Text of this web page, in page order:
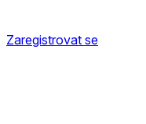
Zaregistrovat se